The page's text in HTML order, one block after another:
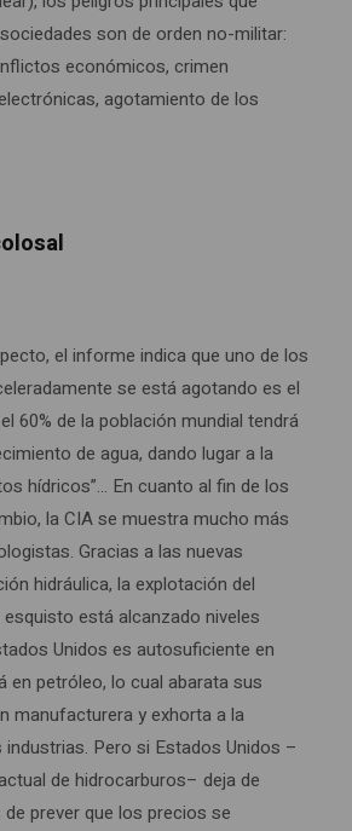
son de orden no-militar:
económicos, crimen
agotamiento de los
el informe indica que uno de los
se está agotando es el
60% de la población mundial tendrá
de agua, dando lugar a la
hídricos”… En cuanto al fin de los
la CIA se muestra mucho más
Gracias a las nuevas
hidráulica, la explotación del
está alcanzado niveles
Unidos es autosuficiente en
en petróleo, lo cual abarata sus
manufacturera y exhorta a la
Pero si Estados Unidos –
de hidrocarburos– deja de
prever que los precios se